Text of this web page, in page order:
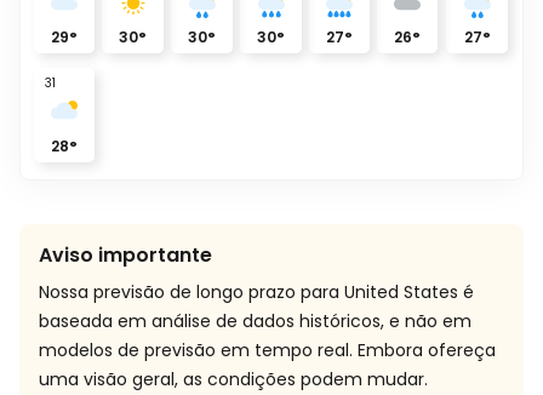
29° 30° 30° 30° 27° 26° 27°
31
28°
Aviso importante
Nossa previsão de longo prazo para United States é
baseada em análise de dados históricos, e não em
modelos de previsão em tempo real. Embora ofereça
uma visão geral, as condições podem mudar.